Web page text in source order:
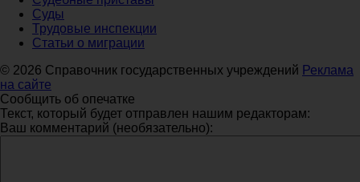
Суды
Трудовые инспекции
Статьи о миграции
© 2026 Справочник государственных учреждений Реклама
на сайте
Сообщить об опечатке
Текст, который будет отправлен нашим редакторам:
Ваш комментарий (необязательно):